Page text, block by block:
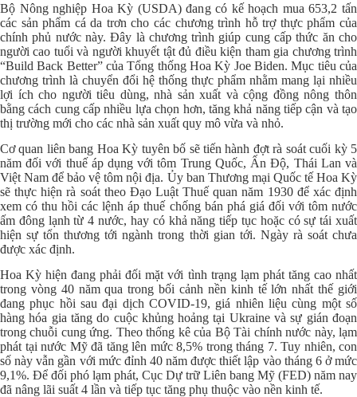
Bộ Nông nghiệp Hoa Kỳ (USDA) đang có kế hoạch mua 653,2 tấn
các sản phẩm cá da trơn cho các chương trình hỗ trợ thực phẩm của
chính phủ nước này. Đây là chương trình giúp cung cấp thức ăn cho
người cao tuổi và người khuyết tật đủ điều kiện tham gia chương trình
“Build Back Better” của Tổng thống Hoa Kỳ Joe Biden. Mục tiêu của
chương trình là chuyển đổi hệ thống thực phẩm nhằm mang lại nhiều
lợi ích cho người tiêu dùng, nhà sản xuất và cộng đồng nông thôn
bằng cách cung cấp nhiều lựa chọn hơn, tăng khả năng tiếp cận và tạo
thị trường mới cho các nhà sản xuất quy mô vừa và nhỏ.
Cơ quan liên bang Hoa Kỳ tuyên bố sẽ tiến hành đợt rà soát cuối kỳ 5
năm đối với thuế áp dụng với tôm Trung Quốc, Ấn Độ, Thái Lan và
Việt Nam để bảo vệ tôm nội địa. Ủy ban Thương mại Quốc tế Hoa Kỳ
sẽ thực hiện rà soát theo Đạo Luật Thuế quan năm 1930 để xác định
xem có thu hồi các lệnh áp thuế chống bán phá giá đối với tôm nước
ấm đông lạnh từ 4 nước, hay có khả năng tiếp tục hoặc có sự tái xuất
hiện sự tổn thương tới ngành trong thời gian tới. Ngày rà soát chưa
được xác định.
Hoa Kỳ hiện đang phải đối mặt với tình trạng lạm phát tăng cao nhất
trong vòng 40 năm qua trong bối cảnh nền kinh tế lớn nhất thế giới
đang phục hồi sau đại dịch COVID-19, giá nhiên liệu cùng một số
hàng hóa gia tăng do cuộc khủng hoảng tại Ukraine và sự gián đoạn
trong chuỗi cung ứng. Theo thống kê của Bộ Tài chính nước này, lạm
phát tại nước Mỹ đã tăng lên mức 8,5% trong tháng 7. Tuy nhiên, con
số này vẫn gần với mức đỉnh 40 năm được thiết lập vào tháng 6 ở mức
9,1%. Để đối phó lạm phát, Cục Dự trữ Liên bang Mỹ (FED) năm nay
đã nâng lãi suất 4 lần và tiếp tục tăng phụ thuộc vào nền kinh tế.